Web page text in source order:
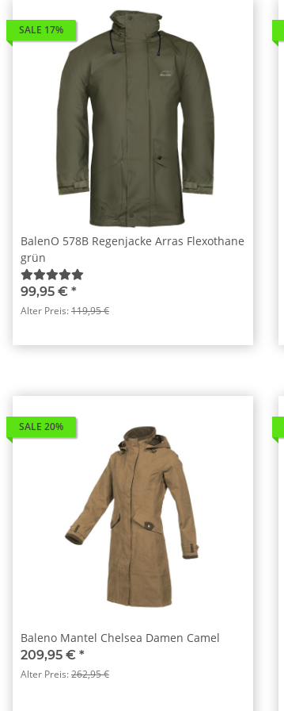
SALE 17%
BalenO 578B Regenjacke Arras Flexothane
grün
99,95 € *
Alter Preis:119,95 €
SALE 20%
Baleno Mantel Chelsea Damen Camel
209,95 € *
Alter Preis:262,95 €